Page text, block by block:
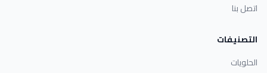
اتصل بنا
التصنيفات
الحلويات